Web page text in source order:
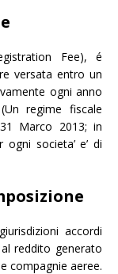
Fee), é
versata entro un
ogni anno
regime fiscale
Marco 2013; in
societa’ e’ di
accordi
reddito generato
compagnie aeree.